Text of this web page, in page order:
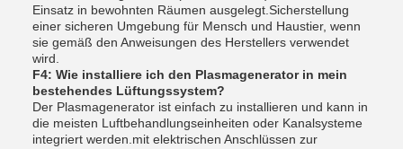
Einsatz in bewohnten Räumen ausgelegt.Sicherstellung
einer sicheren Umgebung für Mensch und Haustier, wenn
sie gemäß den Anweisungen des Herstellers verwendet
wird.
F4: Wie installiere ich den Plasmagenerator in mein
bestehendes Lüftungssystem?
Der Plasmagenerator ist einfach zu installieren und kann in
die meisten Luftbehandlungseinheiten oder Kanalsysteme
integriert werden.mit elektrischen Anschlüssen zur